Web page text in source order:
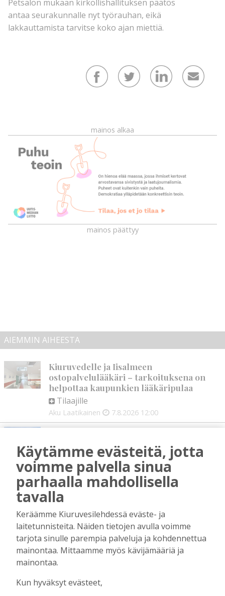
Petsalon mukaan kirkollishallituksen päätös
antaa seurakunnalle nyt työrauhan, eikä
lakkauttamista tarvitse koko ajan miettiä.
mainos alkaa
mainos päättyy
AIEMMIN AIHEESTA
Kiuruvedelle ja Iisalmeen
ostopalvelulääkäri – tarkoituksena on
helpottaa kaupunkien lääkäripulaa
Tilaajille
Aku Laatikainen 7.8.2026 12:00
julkaistaan loppuvuodesta
Tilaajille
Aku Laatikainen 7.8.2026 11:33
Biokaasu, Hingunniemi, tiet,
ministeri Sari Essayahin kanssa piisasi
keskustelunaiheita
Tilaajille
Aku Laatikainen 6.8.2026 16:00
korkotason muutos heijastui alkuvuoden
Käytämme evästeitä, jotta
voimme palvella sinua
parhaalla mahdollisella
tavalla
Keräämme Kiuruvesilehdessä eväste- ja
laitetunnisteita. Näiden tietojen avulla voimme
tarjota sinulle parempia palveluja ja kohdennettua
mainontaa. Mittaamme myös kävijämääriä ja
mainontaa.
Kun hyväksyt evästeet,